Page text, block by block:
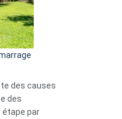
des causes
des
étape par